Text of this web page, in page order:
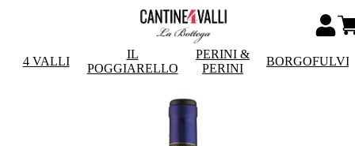
4 VALLI
IL
POGGIARELLO
PERINI &
PERINI